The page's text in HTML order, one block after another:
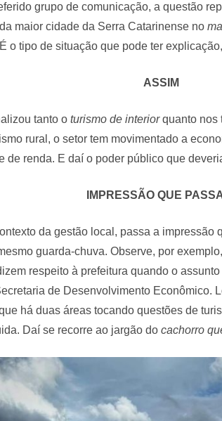
grupo de comunicação, a questão
maior cidade da Serra Catarinense no
É o tipo de situação que pode ter
ASSIM
tanto o turismo de interiorquanto nos
rural, o setor tem movimentado a
de renda. E daí o poder público que
IMPRESSÃO QUE
da gestão local, passa a impressão
guarda-chuva. Observe, por
respeito à prefeitura quando o
de Desenvolvimento Econômico.
há duas áreas tocando questões de
Daí se recorre ao jargão do cachorro